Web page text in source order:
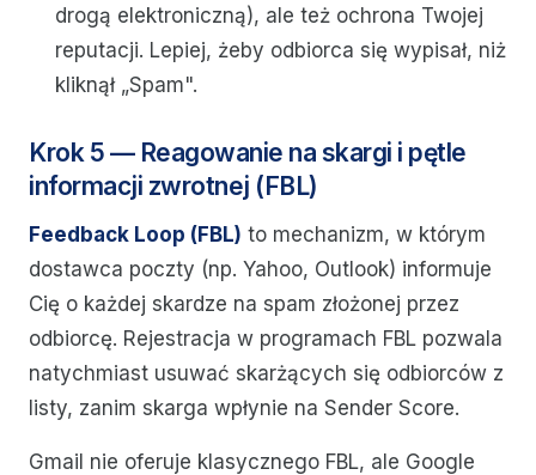
drogą elektroniczną), ale też ochrona Twojej
reputacji. Lepiej, żeby odbiorca się wypisał, niż
kliknął „Spam".
Krok 5 — Reagowanie na skargi i pętle
informacji zwrotnej (FBL)
Feedback Loop (FBL) to mechanizm, w którym
dostawca poczty (np. Yahoo, Outlook) informuje
Cię o każdej skardze na spam złożonej przez
odbiorcę. Rejestracja w programach FBL pozwala
natychmiast usuwać skarżących się odbiorców z
listy, zanim skarga wpłynie na Sender Score.
Gmail nie oferuje klasycznego FBL, ale Google